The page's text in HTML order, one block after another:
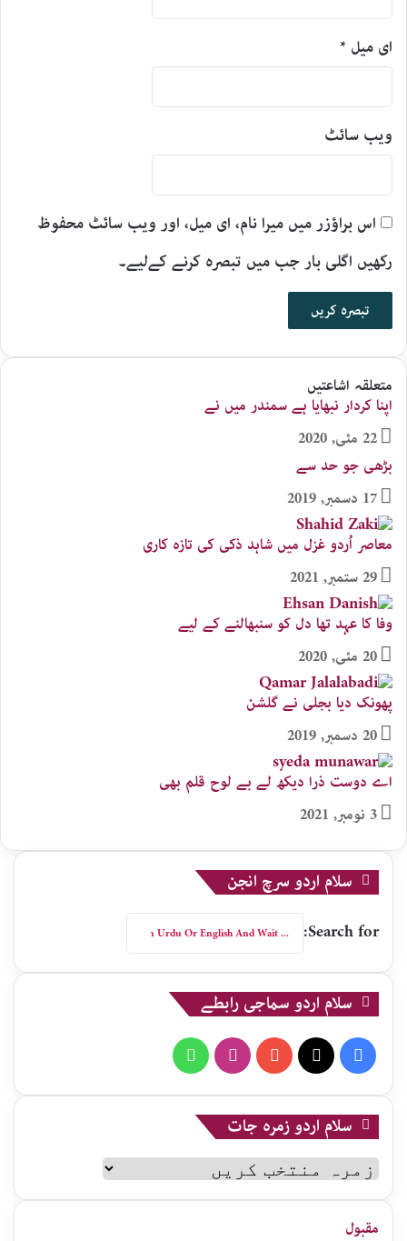
ای میل *
ویب‌ سائٹ
اس براؤزر میں میرا نام، ای میل، اور ویب سائٹ محفوظ
رکھیں اگلی بار جب میں تبصرہ کرنے کےلیے۔
متعلقہ اشاعتیں
اپنا کردار نبھایا ہے سمندر میں نے
22 مئی, 2020
بڑھی جو حد سے
17 دسمبر, 2019
معاصر اُردو غزل میں شاہد ذکی کی تازہ کاری
29 ستمبر, 2021
وفا کا عہد تھا دل کو سنبھالنے کے لیے
20 مئی, 2020
پھونک دیا بجلی نے گلشن
20 دسمبر, 2019
اے دوست ذرا دیکھ لے بے لوح قلم بھی
3 نومبر, 2021
سلام اردو سرچ انجن
Search for:
سلام اردو سماجی رابطے
Facebook
YouTube
Instagram
WhatsApp
سلام اردو زمرہ جات
سلام
اردو
زمرہ
جات
مقبول